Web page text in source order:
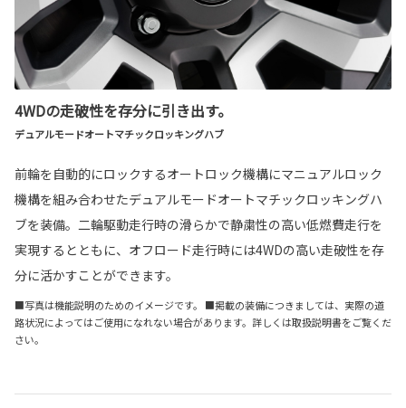
4WDの走破性を存分に引き出す。
デュアルモードオートマチックロッキングハブ
前輪を自動的にロックするオートロック機構にマニュアルロック
機構を組み合わせたデュアルモードオートマチックロッキングハ
ブを装備。二輪駆動走行時の滑らかで静粛性の高い低燃費走行を
実現するとともに、オフロード走行時には4WDの高い走破性を存
分に活かすことができます。
■写真は機能説明のためのイメージです。 ■掲載の装備につきましては、実際の道
路状況によってはご使用になれない場合があります。詳しくは取扱説明書をご覧くだ
さい。